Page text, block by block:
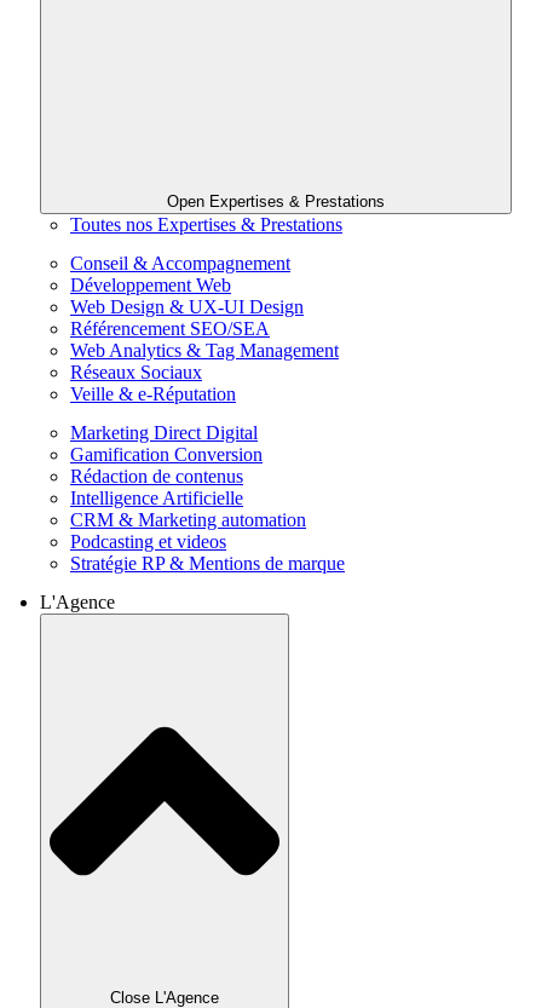
Open Expertises & Prestations
Toutes nos Expertises & Prestations
Conseil & Accompagnement
Développement Web
Web Design & UX-UI Design
Référencement SEO/SEA
Web Analytics & Tag Management
Réseaux Sociaux
Veille & e-Réputation
Marketing Direct Digital
Gamification Conversion
Rédaction de contenus
Intelligence Artificielle
CRM & Marketing automation
Podcasting et videos
Stratégie RP & Mentions de marque
L'Agence
Close L'Agence